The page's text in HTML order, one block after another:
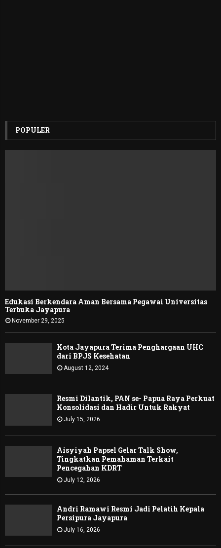
POPULER
Edukasi Berkendara Aman Bersama Pegawai Universitas
Terbuka Jayapura
November 29, 2025
Kota Jayapura Terima Penghargaan UHC
dari BPJS Kesehatan
August 12, 2024
Resmi Dilantik, PAN se- Papua Raya Perkuat
Konsolidasi dan Hadir Untuk Rakyat
July 15, 2026
Aisyiyah Papsel Gelar Talk Show,
Tingkatkan Pemahaman Terkait
Pencegahan KDRT
July 12, 2026
Andri Ramawi Resmi Jadi Pelatih Kepala
Persipura Jayapura
July 16, 2026